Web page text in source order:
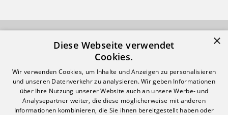
FOLLOW US! ×
Diese Webseite verwendet
Cookies.
Wir verwenden Cookies, um Inhalte und Anzeigen zu personalisieren
und unseren Datenverkehr zu analysieren. Wir geben Informationen
über Ihre Nutzung unserer Website auch an unsere Werbe- und
Analysepartner weiter, die diese möglicherweise mit anderen
Informationen kombinieren, die Sie ihnen bereitgestellt haben oder